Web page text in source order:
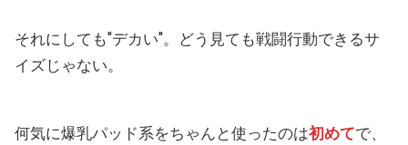
それにしても"デカい"。どう見ても戦闘行動できるサ
イズじゃない。
何気に爆乳パッド系をちゃんと使ったのは初めてで、